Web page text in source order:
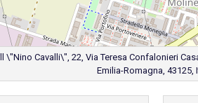
\"Nino Cavalli\", 22, Via Teresa Confalonieri
Emilia-Romagna, 43125,